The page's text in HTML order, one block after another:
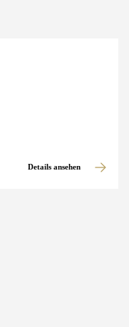
Details ansehen